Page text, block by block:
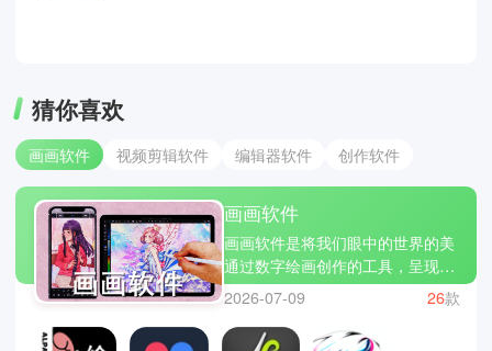
猜你喜欢
画画软件 视频剪辑软件 编辑器软件 创作软件
画画软件
画画软件是将我们眼中的世界的美
通过数字绘画创作的工具，呈现在
平板、手机或是电脑上的画面。你
可以使用各式各样的模拟水彩、油
画、铅笔等等绘画工具，在电子设
2026-07-09 26款